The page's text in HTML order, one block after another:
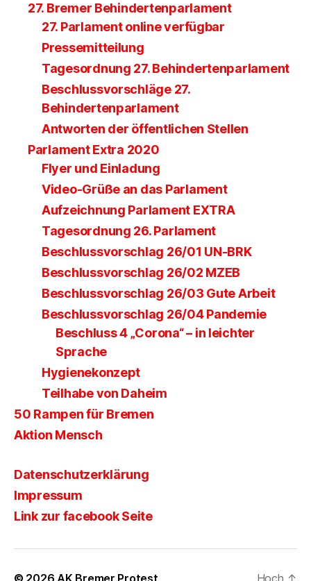
27. Bremer Behindertenparlament
27. Parlament online verfügbar
Pressemitteilung
Tagesordnung 27. Behindertenparlament
Beschlussvorschläge 27.
Behindertenparlament
Antworten der öffentlichen Stellen
Parlament Extra 2020
Flyer und Einladung
Video-Grüße an das Parlament
Aufzeichnung Parlament EXTRA
Tagesordnung 26. Parlament
Beschlussvorschlag 26/01 UN-BRK
Beschlussvorschlag 26/02 MZEB
Beschlussvorschlag 26/03 Gute Arbeit
Beschlussvorschlag 26/04 Pandemie
Beschluss 4 „Corona“ – in leichter
Sprache
Hygienekonzept
Teilhabe von Daheim
50 Rampen für Bremen
Aktion Mensch
Datenschutzerklärung
Impressum
Link zur facebook Seite
© 2026 AK Bremer Protest Hoch ↑